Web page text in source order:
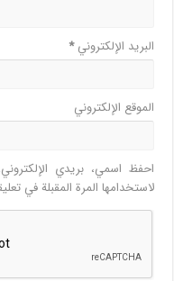
البريد الإلكتروني*
الموقع الإلكتروني
احفظ اسمي، بريدي
لاستخدامها المرة المقبلة في